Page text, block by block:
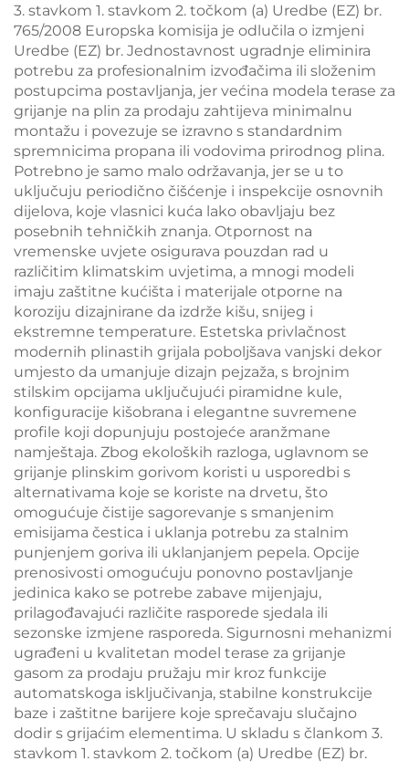
3. stavkom 1. stavkom 2. točkom (a) Uredbe (EZ) br.
765/2008 Europska komisija je odlučila o izmjeni
Uredbe (EZ) br. Jednostavnost ugradnje eliminira
potrebu za profesionalnim izvođačima ili složenim
postupcima postavljanja, jer većina modela terase za
grijanje na plin za prodaju zahtijeva minimalnu
montažu i povezuje se izravno s standardnim
spremnicima propana ili vodovima prirodnog plina.
Potrebno je samo malo održavanja, jer se u to
uključuju periodično čišćenje i inspekcije osnovnih
dijelova, koje vlasnici kuća lako obavljaju bez
posebnih tehničkih znanja. Otpornost na
vremenske uvjete osigurava pouzdan rad u
različitim klimatskim uvjetima, a mnogi modeli
imaju zaštitne kućišta i materijale otporne na
koroziju dizajnirane da izdrže kišu, snijeg i
ekstremne temperature. Estetska privlačnost
modernih plinastih grijala poboljšava vanjski dekor
umjesto da umanjuje dizajn pejzaža, s brojnim
stilskim opcijama uključujući piramidne kule,
konfiguracije kišobrana i elegantne suvremene
profile koji dopunjuju postojeće aranžmane
namještaja. Zbog ekoloških razloga, uglavnom se
grijanje plinskim gorivom koristi u usporedbi s
alternativama koje se koriste na drvetu, što
omogućuje čistije sagorevanje s smanjenim
emisijama čestica i uklanja potrebu za stalnim
punjenjem goriva ili uklanjanjem pepela. Opcije
prenosivosti omogućuju ponovno postavljanje
jedinica kako se potrebe zabave mijenjaju,
prilagođavajući različite rasporede sjedala ili
sezonske izmjene rasporeda. Sigurnosni mehanizmi
ugrađeni u kvalitetan model terase za grijanje
gasom za prodaju pružaju mir kroz funkcije
automatskoga isključivanja, stabilne konstrukcije
baze i zaštitne barijere koje sprečavaju slučajno
dodir s grijaćim elementima. U skladu s člankom 3.
stavkom 1. stavkom 2. točkom (a) Uredbe (EZ) br.